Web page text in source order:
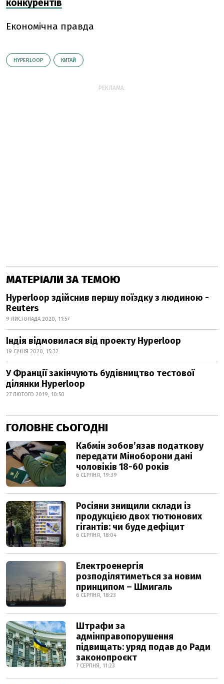
конкурентів
Економічна правда
HYPERLOOP КИТАЙ
РЕКЛАМА:
МАТЕРІАЛИ ЗА ТЕМОЮ
Hyperloop здійснив першу поїздку з людиною -
Reuters
9 ЛИСТОПАДА 2020, 11:57
Індія відмовилася від проекту Hyperloop
19 СІЧНЯ 2020, 15:32
У Франції закінчують будівництво тестової
ділянки Hyperloop
27 ЛЮТОГО 2019, 10:50
ГОЛОВНЕ СЬОГОДНІ
Кабмін зобовʼязав податкову
передати Міноборони дані
чоловіків 18-60 років
6 СЕРПНЯ, 19:39
Росіяни знищили склади із
продукцією двох тютюнових
гігантів: чи буде дефіцит
6 СЕРПНЯ, 18:04
Електроенергія
розподілятиметься за новим
принципом – Шмигаль
6 СЕРПНЯ, 18:23
Штрафи за
адмінправопорушення
підвищать: уряд подав до Ради
законопроєкт
7 СЕРПНЯ, 11:23